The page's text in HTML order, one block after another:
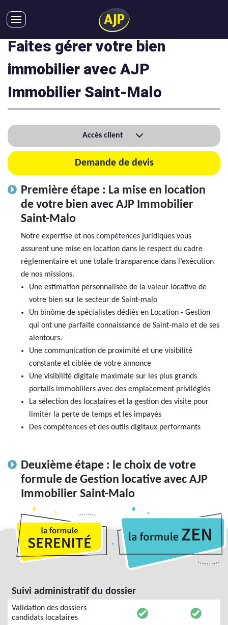
ACHATS
VENTES
GESTION LOCATIVE
SYNDIC
LMNP
IMMOBILIER NEUF
LOCATIONS DE VACANCES
ENTREPRISES
DEVENIR FRANCHISÉ
AJP Actualités
Service Qualité Clients
Faites gérer votre bien
immobilier avec AJP
Immobilier Saint-Malo
Accès client
Demande de devis
Première étape : La mise en location
de votre bien avec AJP Immobilier
Saint-Malo
Notre expertise et nos compétences juridiques vous
assurent une mise en location dans le respect du cadre
réglementaire et une totale transparence dans l’exécution
de nos missions.
Une estimation personnalisée de la valeur locative de
votre bien sur le secteur de Saint-malo
Un binôme de spécialistes dédiés en Location - Gestion
qui ont une parfaite connaissance de Saint-malo et de ses
alentours.
Une communication de proximité et une visibilité
constante et ciblée de votre annonce
Une visibilité digitale maximale sur les plus grands
portails immobiliers avec des emplacement privilégiés
La sélection des locataires et la gestion des visite pour
limiter la perte de temps et les impayés
Des compétences et des outils digitaux performants
Deuxième étape : le choix de votre
formule de Gestion locative avec AJP
Immobilier Saint-Malo
Suivi administratif du dossier
Validation des dossiers
candidats locataires